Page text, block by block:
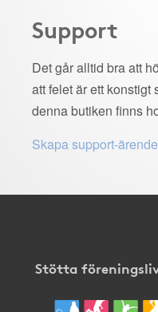
Support
Det går alltid bra att
att felet är ett konstigt
denna butiken finns
Skapa support-ärende
Stötta